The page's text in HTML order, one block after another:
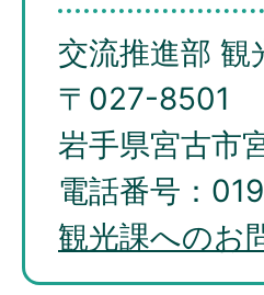
交流推進部 観
〒027-8501
岩手県宮古市
電話番号：
観光課へのお